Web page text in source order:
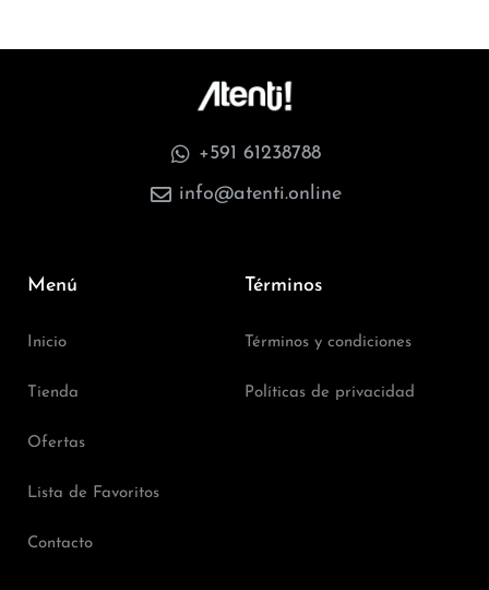
+591 61238788
info@atenti.online
Menú
Inicio
Tienda
Ofertas
Lista de Favoritos
Contacto
Términos
Términos y condiciones
Políticas de privacidad